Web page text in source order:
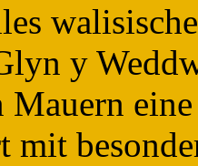
y
Mauern
mit